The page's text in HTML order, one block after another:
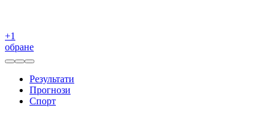
+1
обране
Результати
Прогнози
Спорт